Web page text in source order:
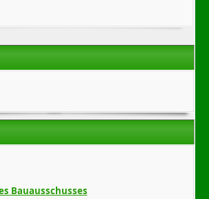
Bauausschusses